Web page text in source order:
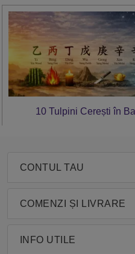
10 Tulpini Cerești în
CONTUL TAU
COMENZI ȘI LIVRARE
INFO UTILE